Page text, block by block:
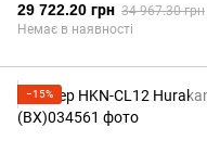
29 722.20 грн 34 967.30 грн
Немає в наявності
−15%